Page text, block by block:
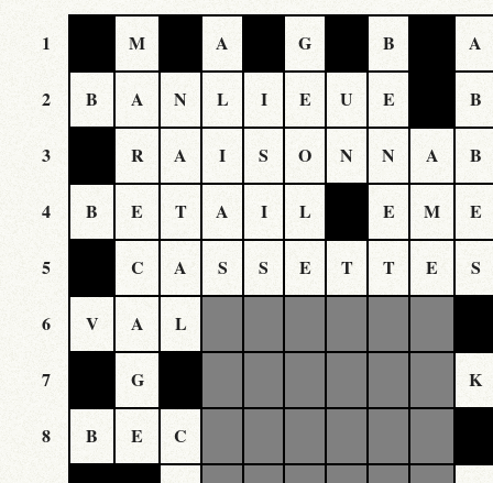
1 M A G B A
2 B A N L I E U E B
3 R A I S O N N A B
4 B E T A I L E M E
5 C A S S E T T E S
6 V A L
7 G K
8 B E C